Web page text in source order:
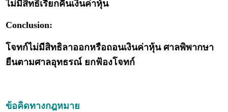
ไม่มีสิทธิเรียกคืนเงินค่าหุ้น
Conclusion:
โจทก์ไม่มีสิทธิลาออกหรือถอนเงินค่าหุ้น ศาลพิพากษา
ยืนตามศาลอุทธรณ์ ยกฟ้องโจทก์
ข้อคิดทางกฎหมาย